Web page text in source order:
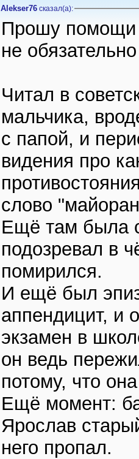
Alekser76сказал(a):
Прошу помощи
не
Читал в
мальчика,
с папой, и
видения про
слово
Ещё там была
подозревал в
помирился.
И ещё был
аппендицит, и
экзамен в
он ведь
потому, что
Ещё момент:
Ярослав
него пропал.